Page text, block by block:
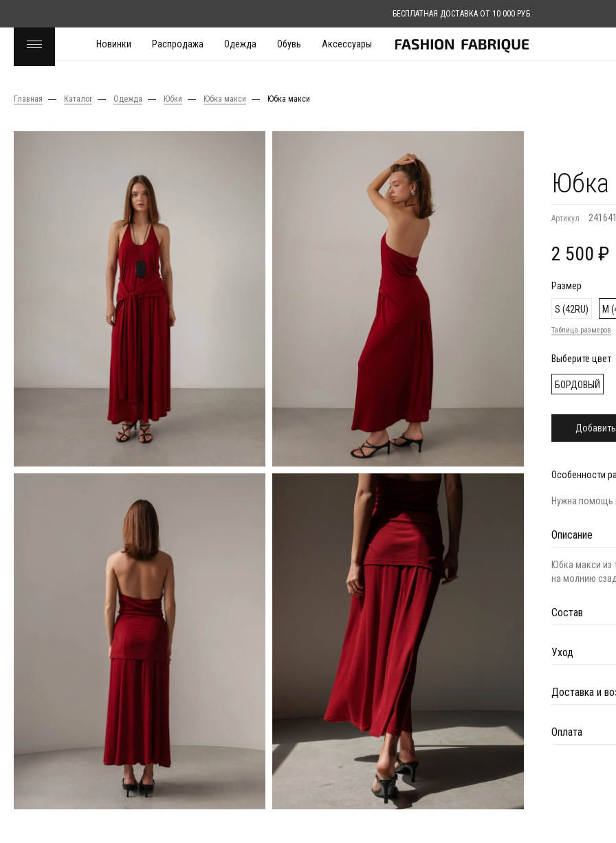
БЕСПЛАТНАЯ ДОСТАВКА ОТ 10 000 РУБ.
Новинки Распродажа Одежда Обувь Аксессуары
Главная Каталог Одежда Юбки Юбка макси Юбка макси
Юбка
Артикул
2 500 ₽
Размер
S (42RU) M
Таблица размеров
Выберите цвет
БОРДОВЫЙ
Особенности
Нужна помощь
Описание
Юбка макси из
на молнию
Состав
Уход
Доставка и
Оплата